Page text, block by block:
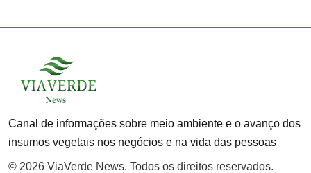
Canal de informações sobre meio ambiente e o avanço dos
insumos vegetais nos negócios e na vida das pessoas
© 2026 ViaVerde News. Todos os direitos reservados.